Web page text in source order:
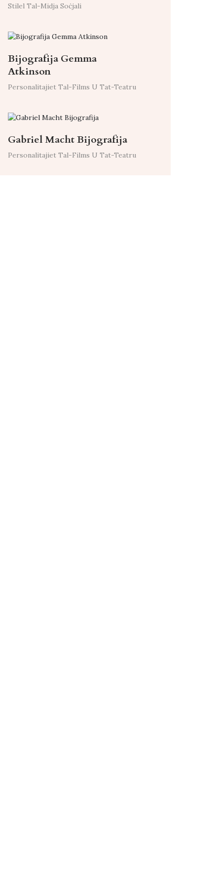
Stilel Tal-Midja Soċjali
Bijografija Gemma
Atkinson
Personalitajiet Tal-Films U Tat-Teatru
Gabriel Macht Bijografija
Personalitajiet Tal-Films U Tat-Teatru